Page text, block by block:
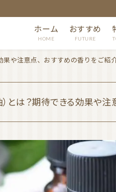
ホーム
HOME
おすすめ
FUTURE
や注意点、おすすめの香りをご紹
）とは？期待できる効果や